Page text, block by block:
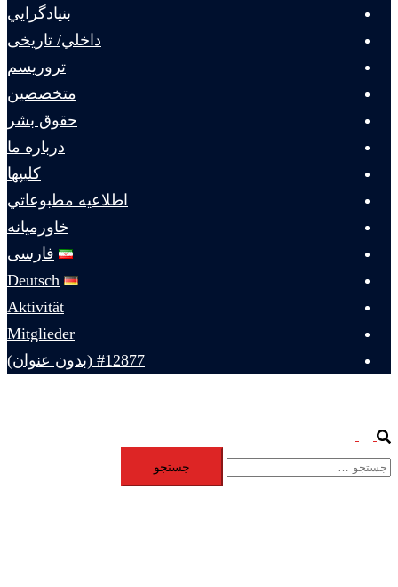
بنيادگرايي
داخلي/ تاریخی
تروريسم
متخصصين
حقوق بشر
درباره ما
كليپها
اطلاعيه مطبوعاتي
خاورميانه
فارسی
Deutsch
Aktivität
Mitglieder
#12877 (بدون عنوان)
Search
menuجستجو
برای: